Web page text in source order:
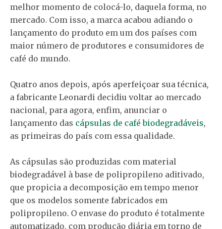
melhor momento de colocá-lo, daquela forma, no
mercado. Com isso, a marca acabou adiando o
lançamento do produto em um dos países com
maior número de produtores e consumidores de
café do mundo.
Quatro anos depois, após aperfeiçoar sua técnica,
a fabricante Leonardi decidiu voltar ao mercado
nacional, para agora, enfim, anunciar o
lançamento das cápsulas de café biodegradáveis,
as primeiras do país com essa qualidade.
As cápsulas são produzidas com material
biodegradável à base de polipropileno aditivado,
que propicia a decomposição em tempo menor
que os modelos somente fabricados em
polipropileno. O envase do produto é totalmente
automatizado, com produção diária em torno de